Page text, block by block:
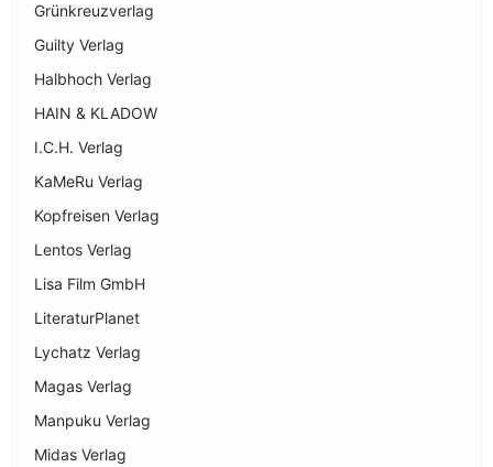
Grünkreuzverlag
Guilty Verlag
Halbhoch Verlag
HAIN & KLADOW
I.C.H. Verlag
KaMeRu Verlag
Kopfreisen Verlag
Lentos Verlag
Lisa Film GmbH
LiteraturPlanet
Lychatz Verlag
Magas Verlag
Manpuku Verlag
Midas Verlag